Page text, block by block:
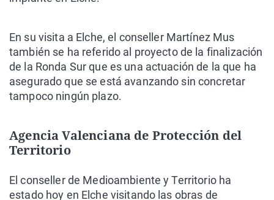
En su visita a Elche, el conseller Martínez Mus
también se ha referido al proyecto de la finalización
de la Ronda Sur que es una actuación de la que ha
asegurado que se está avanzando sin concretar
tampoco ningún plazo.
Agencia Valenciana de Protección del
Territorio
El conseller de Medioambiente y Territorio ha
estado hoy en Elche visitando las obras de